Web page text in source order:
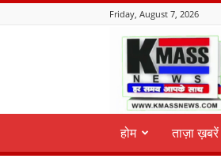
Friday, August 7, 2026
होम ताज़ा ख़बरें